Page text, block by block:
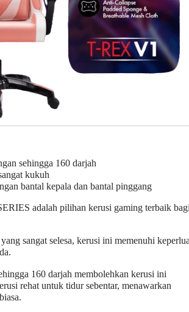
sehingga 160 darjah
kukuh
bantal kepala dan bantal pinggang
adalah pilihan kerusi gaming terbaik
sangat selesa, kerusi ini memenuhi
160 darjah membolehkan kerusi ini
rehat untuk tidur sebentar, menawarkan